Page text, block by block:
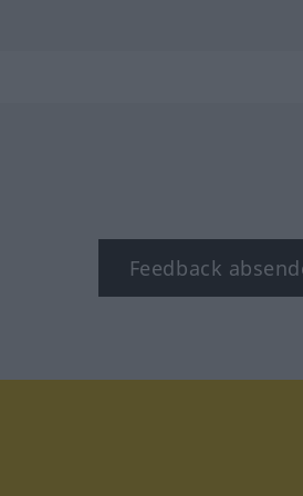
Feedback